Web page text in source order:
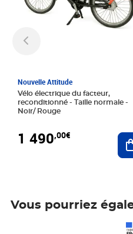
Nouvelle Attitude
Vélo électrique du facteur,
reconditionné - Taille normale -
Noir/ Rouge
1 490,00€
Vous pourriez